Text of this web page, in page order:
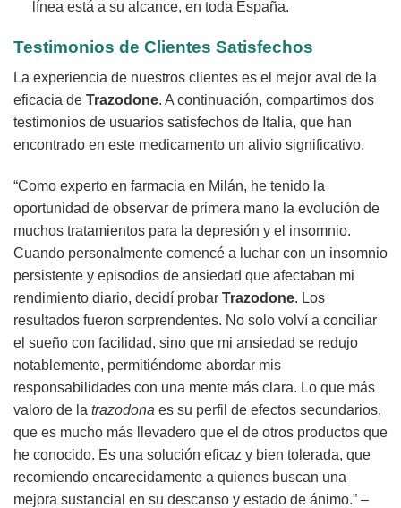
línea está a su alcance, en toda España.
Testimonios de Clientes Satisfechos
La experiencia de nuestros clientes es el mejor aval de la
eficacia de Trazodone. A continuación, compartimos dos
testimonios de usuarios satisfechos de Italia, que han
encontrado en este medicamento un alivio significativo.
“Como experto en farmacia en Milán, he tenido la
oportunidad de observar de primera mano la evolución de
muchos tratamientos para la depresión y el insomnio.
Cuando personalmente comencé a luchar con un insomnio
persistente y episodios de ansiedad que afectaban mi
rendimiento diario, decidí probar Trazodone. Los
resultados fueron sorprendentes. No solo volví a conciliar
el sueño con facilidad, sino que mi ansiedad se redujo
notablemente, permitiéndome abordar mis
responsabilidades con una mente más clara. Lo que más
valoro de la trazodona es su perfil de efectos secundarios,
que es mucho más llevadero que el de otros productos que
he conocido. Es una solución eficaz y bien tolerada, que
recomiendo encarecidamente a quienes buscan una
mejora sustancial en su descanso y estado de ánimo.” –